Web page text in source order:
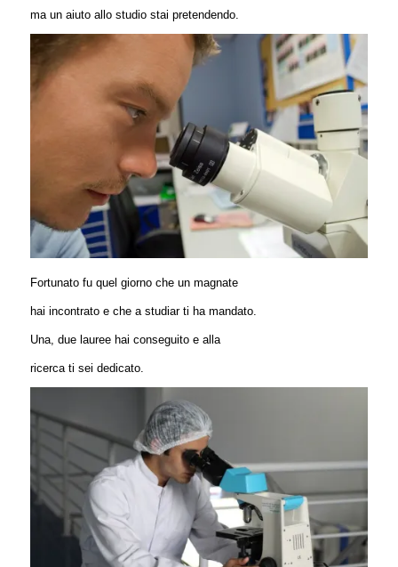
ma un aiuto allo studio stai pretendendo.
Fortunato fu quel giorno che un magnate
hai incontrato e che a studiar ti ha mandato.
Una, due lauree hai conseguito e alla
ricerca ti sei dedicato.